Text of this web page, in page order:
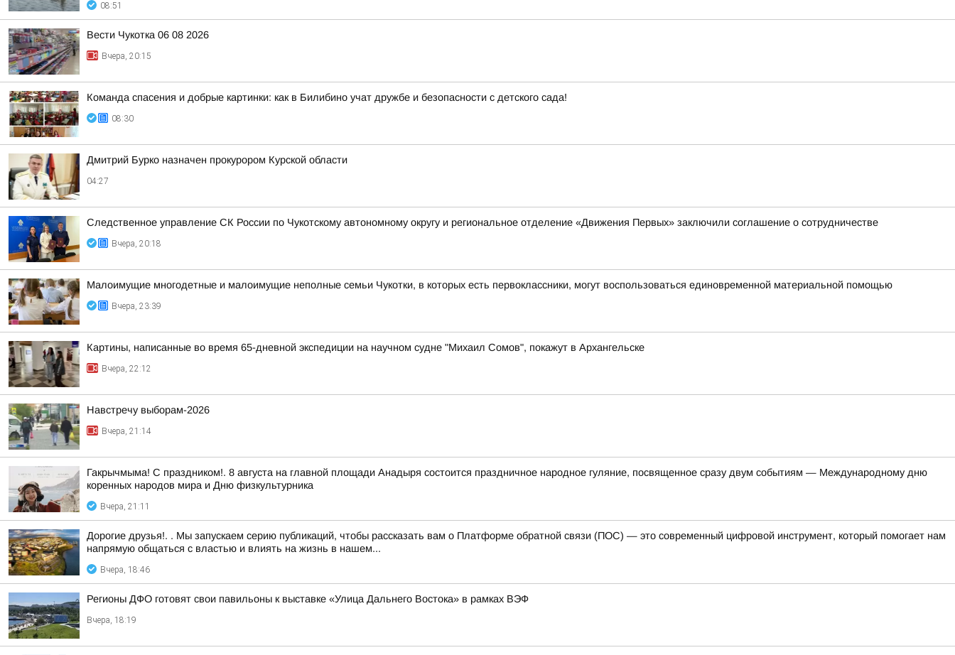
08:51
Вести Чукотка 06 08 2026
Вчера, 20:15
Команда спасения и добрые картинки: как в Билибино учат дружбе и безопасности с детского сада!
08:30
Дмитрий Бурко назначен прокурором Курской области
04:27
Следственное управление СК России по Чукотскому автономному округу и региональное отделение «Движения Первых» заключили соглашение о сотрудничестве
Вчера, 20:18
Малоимущие многодетные и малоимущие неполные семьи Чукотки, в которых есть первоклассники, могут воспользоваться единовременной материальной помощью
Вчера, 23:39
Картины, написанные во время 65-дневной экспедиции на научном судне "Михаил Сомов", покажут в Архангельске
Вчера, 22:12
Навстречу выборам-2026
Вчера, 21:14
Гакрычмыма! С праздником!. 8 августа на главной площади Анадыря состоится праздничное народное гуляние, посвященное сразу двум событиям — Международному дню
коренных народов мира и Дню физкультурника
Вчера, 21:11
Дорогие друзья!. . Мы запускаем серию публикаций, чтобы рассказать вам о Платформе обратной связи (ПОС) — это современный цифровой инструмент, который помогает нам
напрямую общаться с властью и влиять на жизнь в нашем...
Вчера, 18:46
Регионы ДФО готовят свои павильоны к выставке «Улица Дальнего Востока» в рамках ВЭФ
Вчера, 18:19